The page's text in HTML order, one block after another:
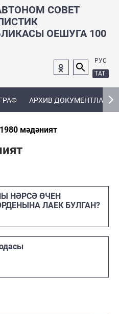
СОВЕТ
ОЕШУГА 100
РУС
ТАТ
АРХИВ ДОКУМЕНТЛАРЫ
мәдәният
НӘРСӘ ӨЧЕН
ЛАЕК БУЛГАН?